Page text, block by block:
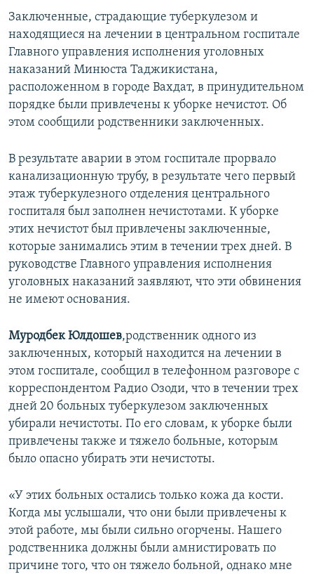
Заключенные, страдающие туберкулезом и
находящиеся на лечении в центральном госпитале
Главного управления исполнения уголовных
наказаний Минюста Таджикистана,
расположенном в городе Вахдат, в принудительном
порядке были привлечены к уборке нечистот. Об
этом сообщили родственники заключенных.
В результате аварии в этом госпитале прорвало
канализационную трубу, в результате чего первый
этаж туберкулезного отделения центрального
госпиталя был заполнен нечистотами. К уборке
этих нечистот был привлечены заключенные,
которые занимались этим в течении трех дней. В
руководстве Главного управления исполнения
уголовных наказаний заявляют, что эти обвинения
не имеют основания.
Муродбек Юлдошев,родственник одного из
заключенных, который находится на лечении в
этом госпитале, сообщил в телефонном разговоре с
корреспондентом Радио Озоди, что в течении трех
дней 20 больных туберкулезом заключенных
убирали нечистоты. По его словам, к уборке были
привлечены также и тяжело больные, которым
было опасно убирать эти нечистоты.
«У этих больных остались только кожа да кости.
Когда мы услышали, что они были привлечены к
этой работе, мы были сильно огорчены. Нашего
родственника должны были амнистировать по
причине того, что он тяжело больной, однако мне